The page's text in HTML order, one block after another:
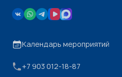
Календарь мероприятий
+7 903 012-18-87